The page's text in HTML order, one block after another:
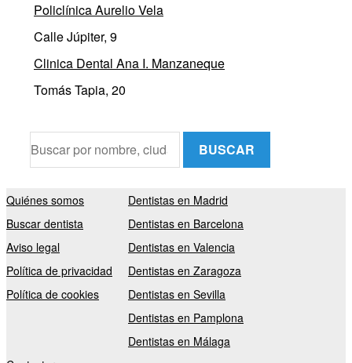
Policlínica Aurelio Vela
Calle Júpiter, 9
Clinica Dental Ana I. Manzaneque
Tomás Tapia, 20
BUSCAR
Quiénes somos
Buscar dentista
Aviso legal
Política de privacidad
Política de cookies
Dentistas en Madrid
Dentistas en Barcelona
Dentistas en Valencia
Dentistas en Zaragoza
Dentistas en Sevilla
Dentistas en Pamplona
Dentistas en Málaga